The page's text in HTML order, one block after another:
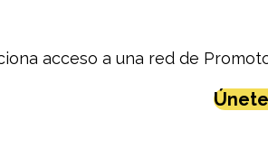
acceso a una red de